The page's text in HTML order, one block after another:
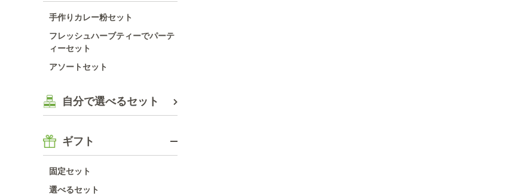
手作りカレー粉セット
フレッシュハーブティーでパーテ
ィーセット
アソートセット
自分で選べるセット
ギフト
固定セット
選べるセット